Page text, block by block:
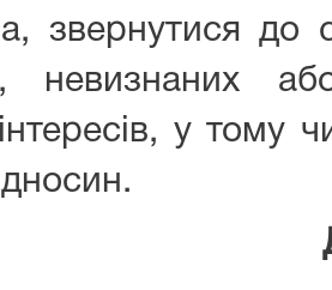
звернутися до
невизнаних
у тому